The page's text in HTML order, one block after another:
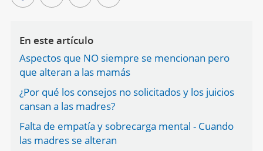
En este artículo
Aspectos que NO siempre se mencionan pero
que alteran a las mamás
¿Por qué los consejos no solicitados y los juicios
cansan a las madres?
Falta de empatía y sobrecarga mental - Cuando
las madres se alteran